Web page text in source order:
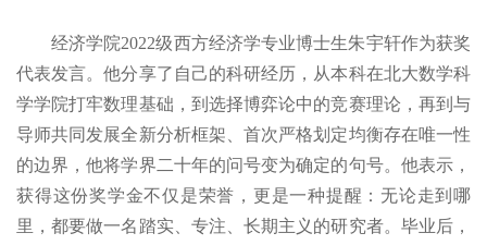
经济学院2022级西方经济学专业博士生朱宇轩作为获奖
代表发言。他分享了自己的科研经历，从本科在北大数学科
学学院打牢数理基础，到选择博弈论中的竞赛理论，再到与
导师共同发展全新分析框架、首次严格划定均衡存在唯一性
的边界，他将学界二十年的问号变为确定的句号。他表示，
获得这份奖学金不仅是荣誉，更是一种提醒：无论走到哪
里，都要做一名踏实、专注、长期主义的研究者。毕业后，